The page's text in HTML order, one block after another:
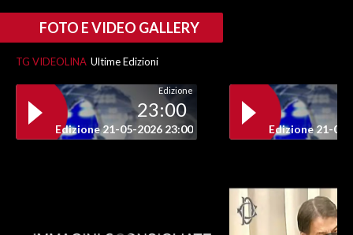
#CARAUNIONE
INSULARITÀ
INFO AZIENDE
FOTO E VIDEO GALLERY
TG VIDEOLINA Ultime Edizioni
Edizione
23:00
Edizione 21-05-2026 23:00 Edizione 21-05-